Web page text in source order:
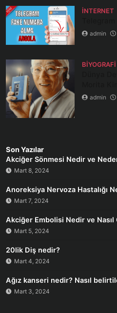
İNTERNET
admin
BIYOGRAFI
admin
Son Yazılar
Akciğer Sönmesi Nedir ve
Mart 8, 2024
Anoreksiya Nervoza Hastalığı
Mart 7, 2024
Akciğer Embolisi Nedir ve Nasıl
Mart 5, 2024
20lik Diş nedir?
Mart 4, 2024
Ağız kanseri nedir? Nasıl
Mart 3, 2024